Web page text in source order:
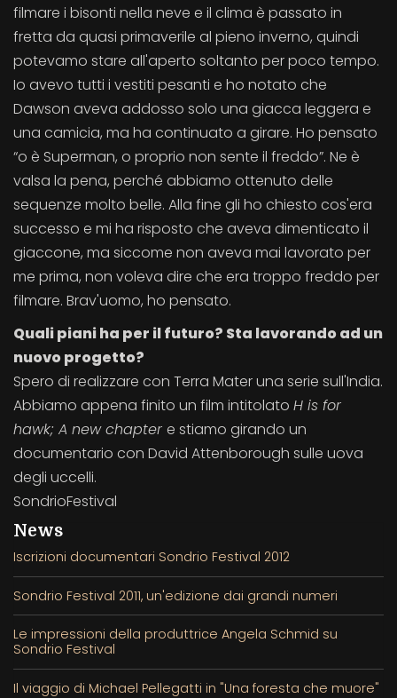
filmare i bisonti nella neve e il clima è passato in
fretta da quasi primaverile al pieno inverno, quindi
potevamo stare all'aperto soltanto per poco tempo.
Io avevo tutti i vestiti pesanti e ho notato che
Dawson aveva addosso solo una giacca leggera e
una camicia, ma ha continuato a girare. Ho pensato
“o è Superman, o proprio non sente il freddo”. Ne è
valsa la pena, perché abbiamo ottenuto delle
sequenze molto belle. Alla fine gli ho chiesto cos'era
successo e mi ha risposto che aveva dimenticato il
giaccone, ma siccome non aveva mai lavorato per
me prima, non voleva dire che era troppo freddo per
filmare. Brav'uomo, ho pensato.
Quali piani ha per il futuro? Sta lavorando ad un
nuovo progetto?
Spero di realizzare con Terra Mater una serie sull'India.
Abbiamo appena finito un film intitolato H is for
hawk; A new chapter e stiamo girando un
documentario con David Attenborough sulle uova
degli uccelli.
SondrioFestival
News
Iscrizioni documentari Sondrio Festival 2012
Sondrio Festival 2011, un'edizione dai grandi numeri
Le impressioni della produttrice Angela Schmid su
Sondrio Festival
Il viaggio di Michael Pellegatti in "Una foresta che muore"